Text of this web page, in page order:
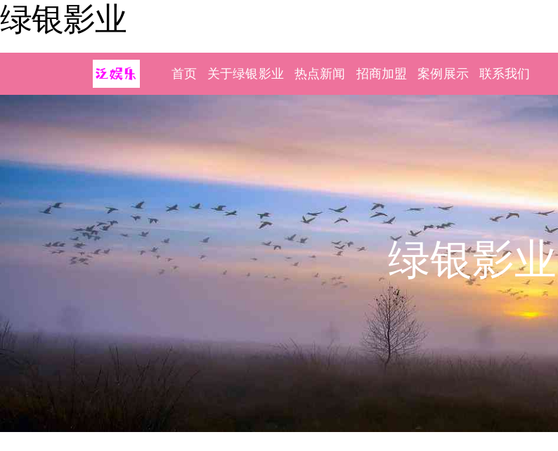
绿银影业
首页 关于绿银影业 热点新闻 招商加盟 案例展示 联系我们
绿银影业